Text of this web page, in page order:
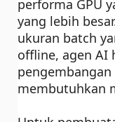
performa GPU
yang lebih
ukuran batch
offline, agen AI
membutuhkan